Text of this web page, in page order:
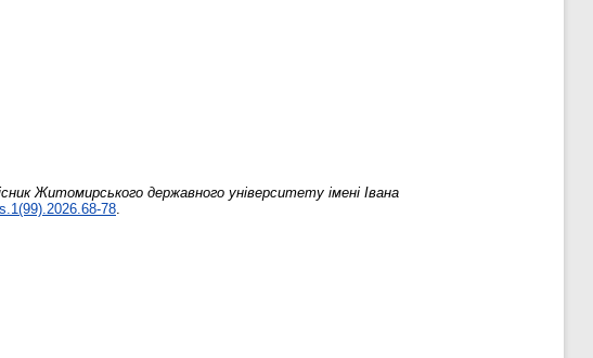
Житомирського державного університету імені Івана
78